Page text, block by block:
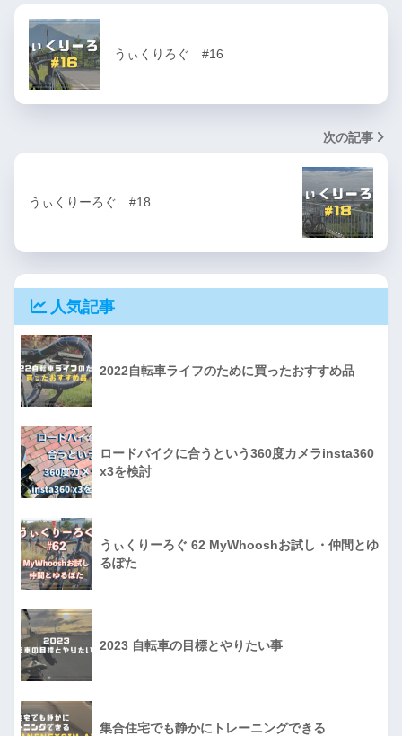
うぃくりろぐ #16
次の記事
うぃくりーろぐ #18
人気記事
2022自転車ライフのために買ったおすすめ品
ロードバイクに合うという360度カメラinsta360
x3を検討
うぃくりーろぐ 62 MyWhooshお試し・仲間とゆ
るぽた
2023 自転車の目標とやりたい事
集合住宅でも静かにトレーニングできる